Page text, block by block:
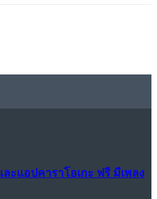
ะแอปคาราโอเกะ ฟรี มีเพลง